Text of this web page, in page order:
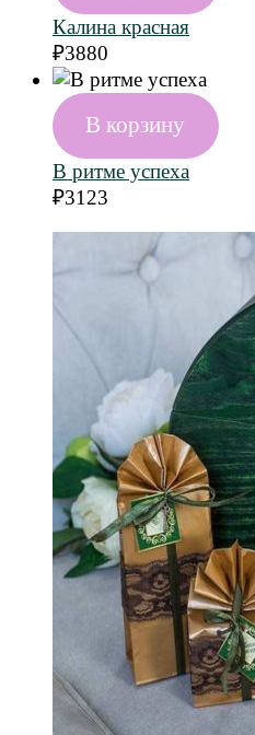
Калина красная
₽3880
В корзину
В ритме успеха
₽3123